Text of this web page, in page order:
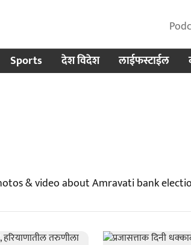
Sports देश विदेश लाईफस्टाईल
& video about Amravati bank